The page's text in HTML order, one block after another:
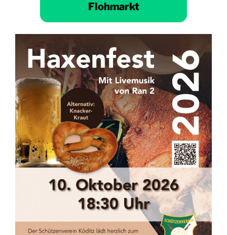
Flohmarkt